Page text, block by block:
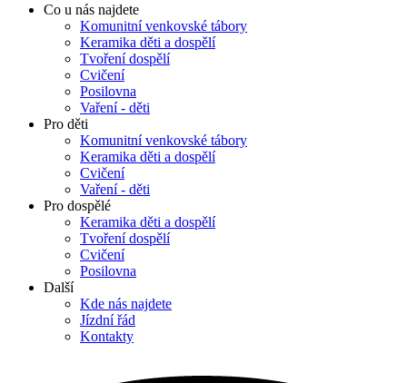
Co u nás najdete
Komunitní venkovské tábory
Keramika děti a dospělí
Tvoření dospělí
Cvičení
Posilovna
Vaření - děti
Pro děti
Komunitní venkovské tábory
Keramika děti a dospělí
Cvičení
Vaření - děti
Pro dospělé
Keramika děti a dospělí
Tvoření dospělí
Cvičení
Posilovna
Další
Kde nás najdete
Jízdní řád
Kontakty